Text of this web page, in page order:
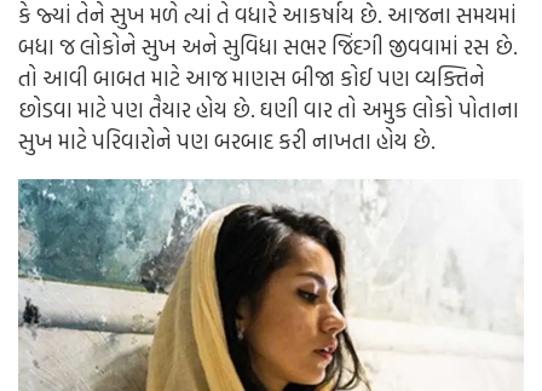
કે જ્યાં તેને સુખ મળે ત્યાં તે વધારે આકર્ષાય છે. આજના સમયમાં
બધા જ લોકોને સુખ અને સુવિધા સભર જિંદગી જીવવામાં રસ છે.
તો આવી બાબત માટે આજ માણસ બીજા કોઈ પણ વ્યક્તિને
છોડવા માટે પણ તૈયાર હોય છે. ઘણી વાર તો અમુક લોકો પોતાના
સુખ માટે પરિવારોને પણ બરબાદ કરી નાખતા હોય છે.